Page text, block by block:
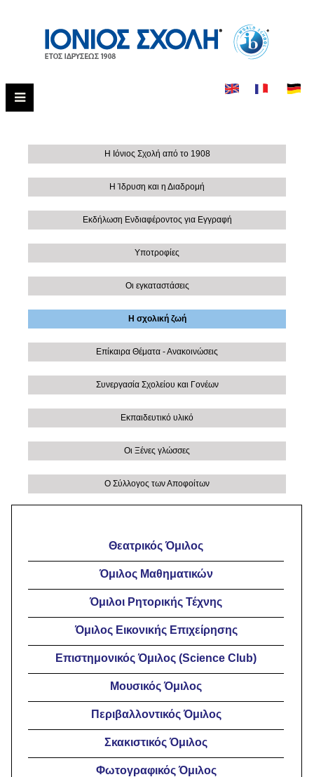
Η Ιόνιος Σχολή από το 1908
Η Ίδρυση και η Διαδρομή
Εκδήλωση Ενδιαφέροντος για Εγγραφή
Υποτροφίες
Οι εγκαταστάσεις
Η σχολική ζωή
Επίκαιρα Θέματα - Ανακοινώσεις
Συνεργασία Σχολείου και Γονέων
Εκπαιδευτικό υλικό
Οι Ξένες γλώσσες
Ο Σύλλογος των Αποφοίτων
Θεατρικός Όμιλος
Όμιλος Μαθηματικών
Όμιλοι Ρητορικής Τέχνης
Όμιλος Εικονικής Επιχείρησης
Επιστημονικός Όμιλος (Science Club)
Μουσικός Όμιλος
Περιβαλλοντικός Όμιλος
Σκακιστικός Όμιλος
Φωτογραφικός Όμιλος